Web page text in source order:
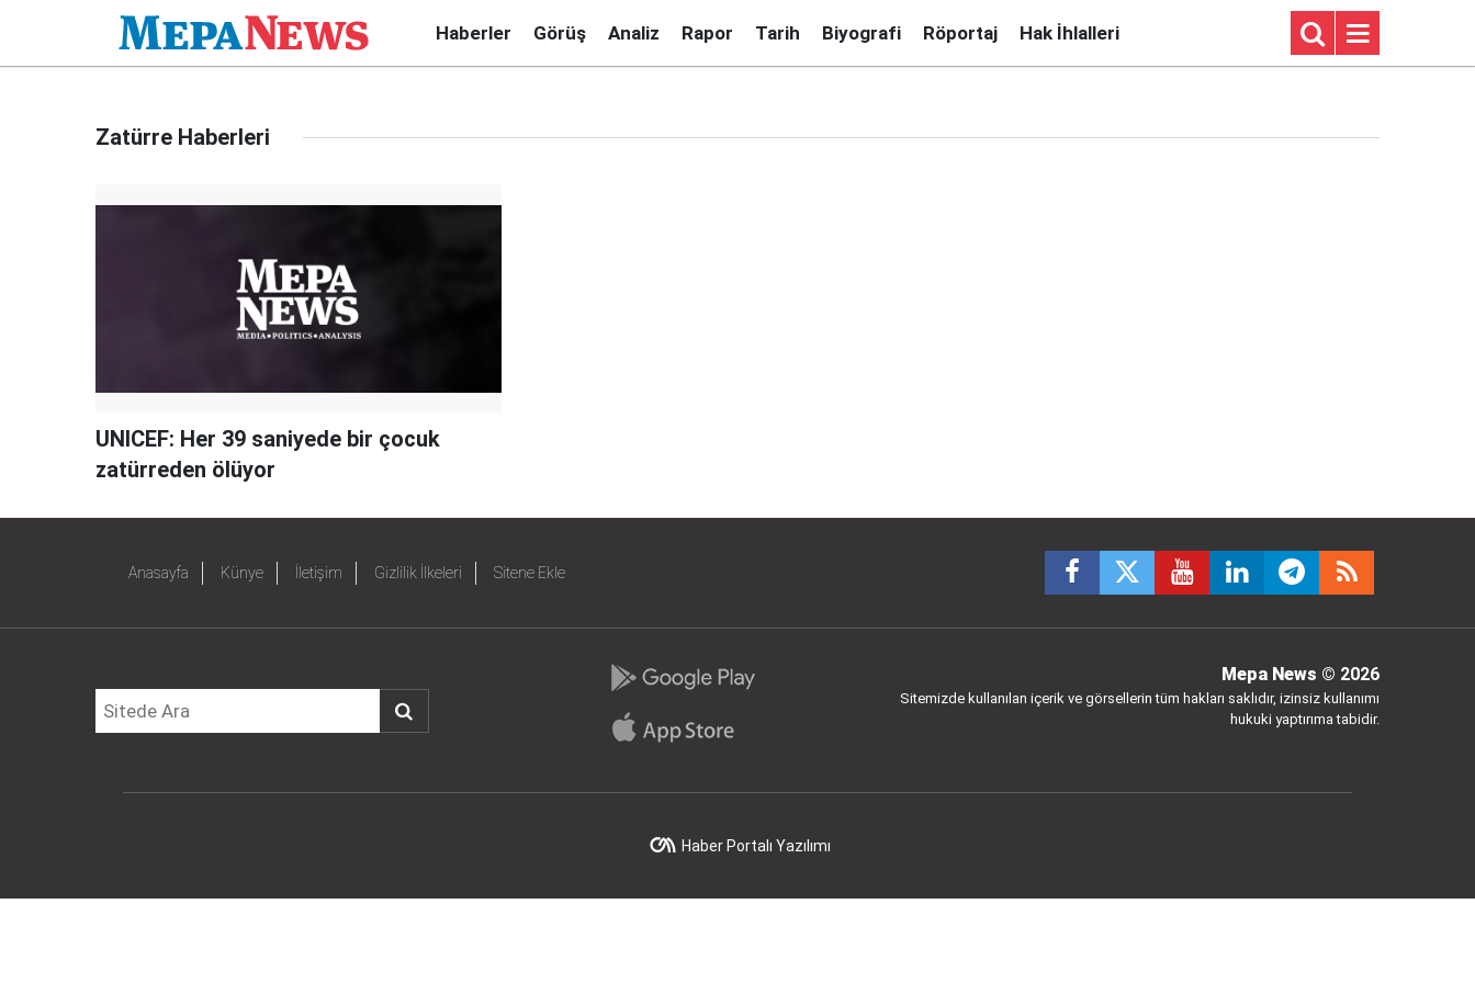
Haberler Görüş Analiz Rapor Tarih Biyografi Röportaj Hak İhlalleri
Zatürre Haberleri
UNICEF: Her 39 saniyede bir çocuk
zatürreden ölüyor
Anasayfa Künye İletişim Gizlilik İlkeleri Sitene Ekle
Mepa News © 2026
Sitemizde kullanılan içerik ve görsellerin tüm hakları saklıdır, izinsiz kullanımı
hukuki yaptırıma tabidir.
Haber Portalı Yazılımı